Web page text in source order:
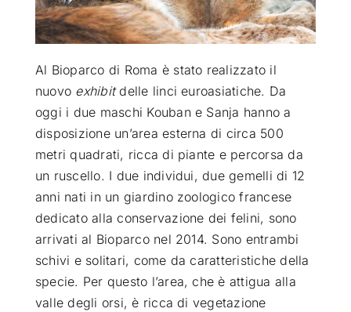
RUBRICHE
SEMPRE CON ME
Al Bioparco di Roma è stato realizzato il
nuovo exhibitdelle linci euroasiatiche. Da
oggi i due maschi Kouban e Sanja hanno a
disposizione un’area esterna di circa 500
metri quadrati, ricca di piante e percorsa da
un ruscello. I due individui, due gemelli di 12
anni nati in un giardino zoologico francese
dedicato alla conservazione dei felini, sono
arrivati al Bioparco nel 2014. Sono entrambi
schivi e solitari, come da caratteristiche della
specie. Per questo l’area, che è attigua alla
valle degli orsi, è ricca di vegetazione